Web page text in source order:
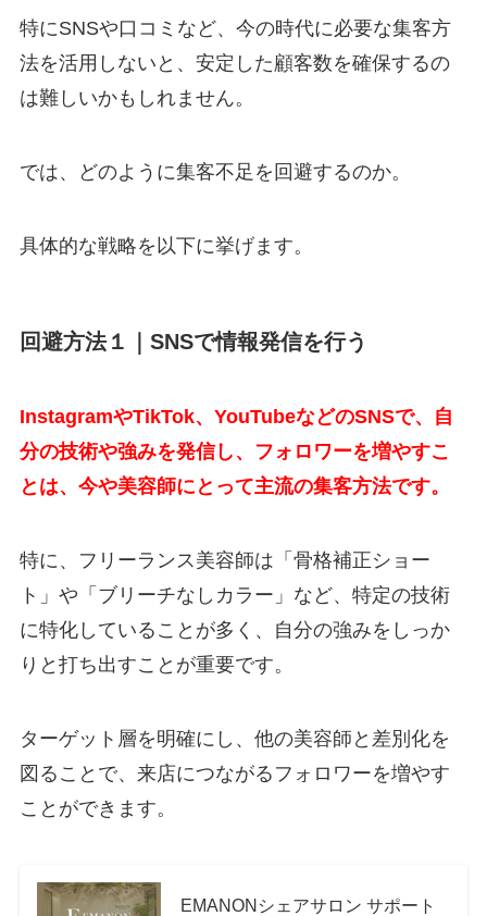
特にSNSや口コミなど、今の時代に必要な集客方
法を活用しないと、安定した顧客数を確保するの
は難しいかもしれません。
では、どのように集客不足を回避するのか。
具体的な戦略を以下に挙げます。
回避方法１｜SNSで情報発信を行う
InstagramやTikTok、YouTubeなどのSNSで、自
分の技術や強みを発信し、フォロワーを増やすこ
とは、今や美容師にとって主流の集客方法です。
特に、フリーランス美容師は「骨格補正ショー
ト」や「ブリーチなしカラー」など、特定の技術
に特化していることが多く、自分の強みをしっか
りと打ち出すことが重要です。
ターゲット層を明確にし、他の美容師と差別化を
図ることで、来店につながるフォロワーを増やす
ことができます。
EMANONシェアサロン サポート